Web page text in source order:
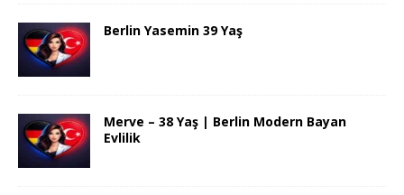
Berlin Yasemin 39 Yaş
Merve – 38 Yaş | Berlin Modern Bayan
Evlilik